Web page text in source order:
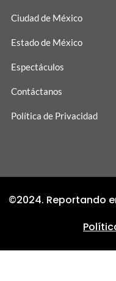
Ciudad de México
Estado de México
Espectáculos
Contáctanos
Política de Privacidad
©2024. Reportando